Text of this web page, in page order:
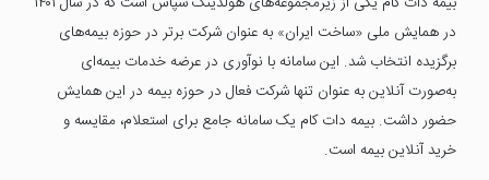
در همایش ملی «ساخت ایران» به عنوان شرکت برتر در حوزه بیمه‌های
برگزیده انتخاب شد. این سامانه با نوآوری در عرضه خدمات بیمه‌ای
به‌صورت آنلاین به عنوان تنها شرکت فعال در حوزه بیمه در این همایش
حضور داشت. بیمه دات کام یک سامانه جامع برای استعلام، مقایسه و
خرید آنلاین بیمه است.